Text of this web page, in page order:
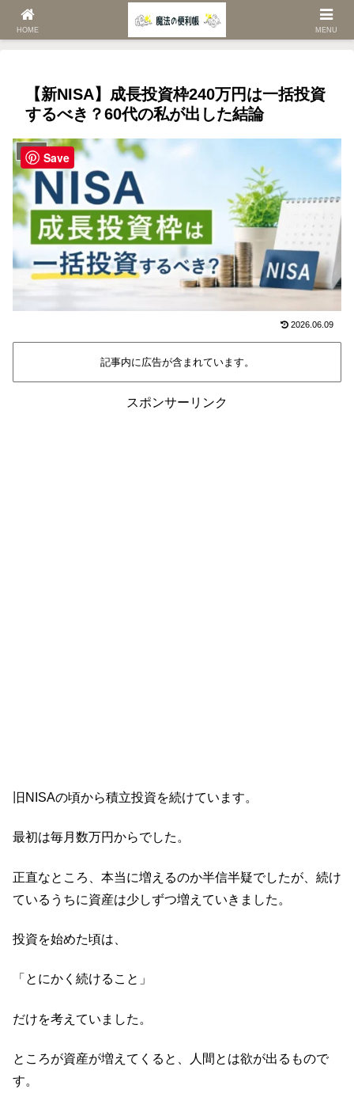
ホーム
【新NISA】成長投資枠240万円は一括投資
するべき？60代の私が出した結論
ライフ
2026.06.09
記事内に広告が含まれています。
スポンサーリンク
旧NISAの頃から積立投資を続けています。
最初は毎月数万円からでした。
正直なところ、本当に増えるのか半信半疑でしたが、続け
ているうちに資産は少しずつ増えていきました。
投資を始めた頃は、
「とにかく続けること」
だけを考えていました。
ところが資産が増えてくると、人間とは欲が出るもので
す。
HOME MENU
Save